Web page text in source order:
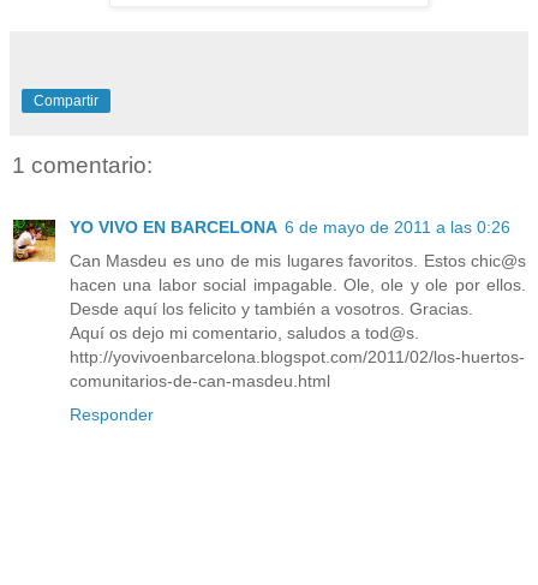
Compartir
1 comentario:
YO VIVO EN BARCELONA 6 de mayo de 2011 a las 0:26
Can Masdeu es uno de mis lugares favoritos. Estos chic@s
hacen una labor social impagable. Ole, ole y ole por ellos.
Desde aquí los felicito y también a vosotros. Gracias.
Aquí os dejo mi comentario, saludos a tod@s.
http://yovivoenbarcelona.blogspot.com/2011/02/los-huertos-
comunitarios-de-can-masdeu.html
Responder